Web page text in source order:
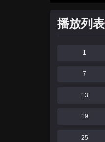
播放列表
1
7
13
19
25